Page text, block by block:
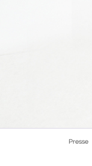
Presse